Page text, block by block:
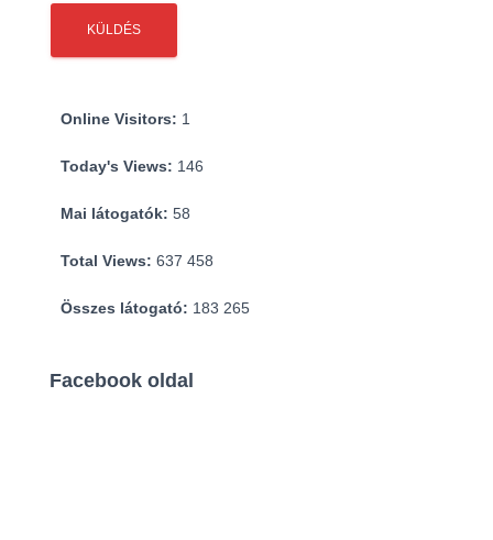
Online Visitors: 1
Today's Views: 146
Mai látogatók: 58
Total Views: 637 458
Összes látogató: 183 265
Facebook oldal